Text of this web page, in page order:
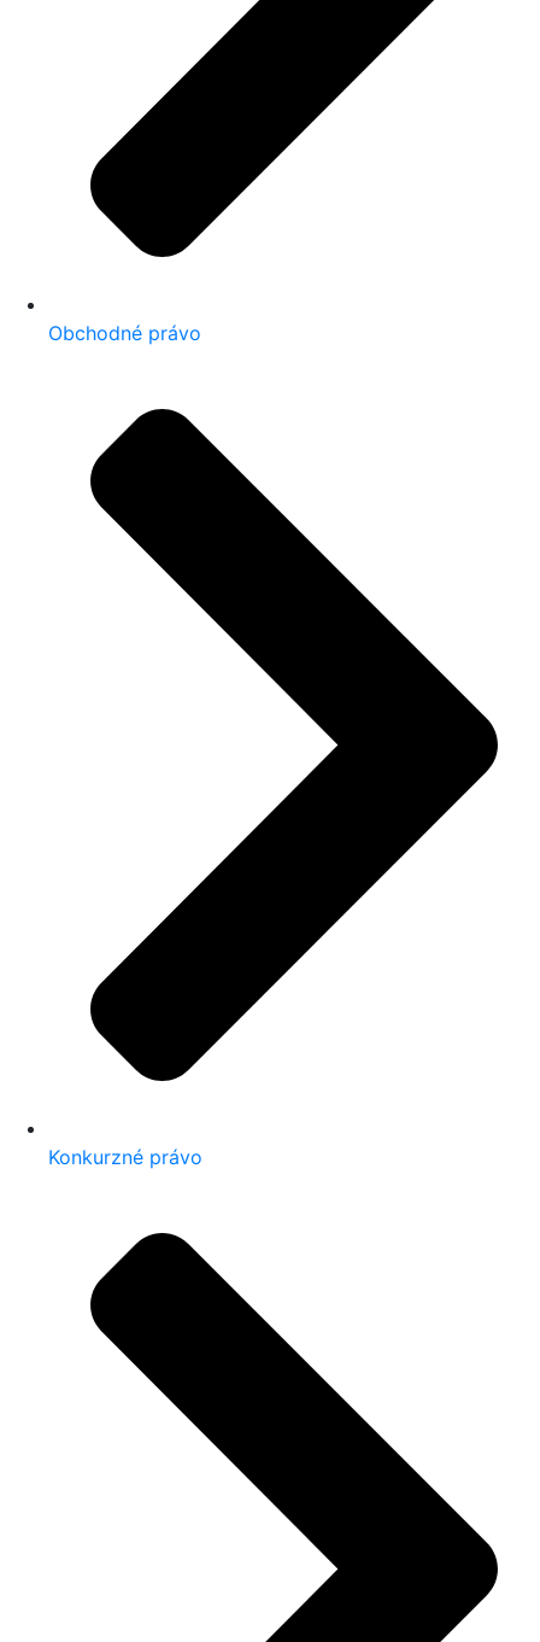
Obchodné právo
Konkurzné právo